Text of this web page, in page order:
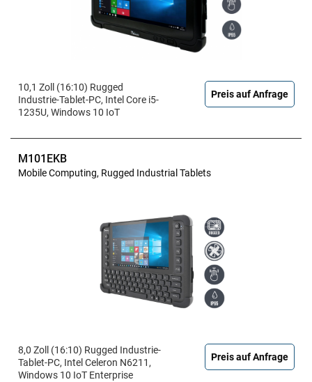
10,1 Zoll (16:10) Rugged
Industrie-Tablet-PC, Intel Core i5-
1235U, Windows 10 IoT
Preis auf Anfrage
M101EKB
Mobile Computing, Rugged Industrial Tablets
8,0 Zoll (16:10) Rugged Industrie-
Tablet-PC, Intel Celeron N6211,
Windows 10 IoT Enterprise
Preis auf Anfrage